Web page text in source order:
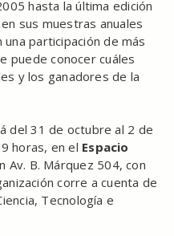
hasta la última edición
sus muestras anuales
una participación de más
puede conocer cuáles
y los ganadores de la
del 31 de octubre al 2 de
horas, en el Espacio
Av. B. Márquez 504, con
corre a cuenta de
Tecnología e